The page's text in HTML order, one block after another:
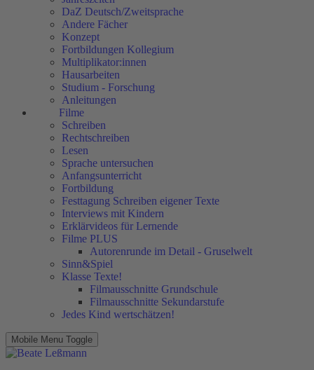
DaZ Deutsch/Zweitsprache
Andere Fächer
Konzept
Fortbildungen Kollegium
Multiplikator:innen
Hausarbeiten
Studium - Forschung
Anleitungen
Filme
Schreiben
Rechtschreiben
Lesen
Sprache untersuchen
Anfangsunterricht
Fortbildung
Festtagung Schreiben eigener Texte
Interviews mit Kindern
Erklärvideos für Lernende
Filme PLUS
Autorenrunde im Detail - Gruselwelt
Sinn&Spiel
Klasse Texte!
Filmausschnitte Grundschule
Filmausschnitte Sekundarstufe
Jedes Kind wertschätzen!
Mobile Menu Toggle